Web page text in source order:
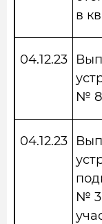
в
04.12.23
№
04.12.23
№ 3